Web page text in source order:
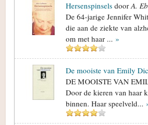
Hersenspinsels doorA.
De 64-jarige Jennifer
die aan de ziekte van
om met haar ... »
De mooiste van Emily
DE MOOISTE VAN
Door de kieren van haar
binnen. Haar speelveld...